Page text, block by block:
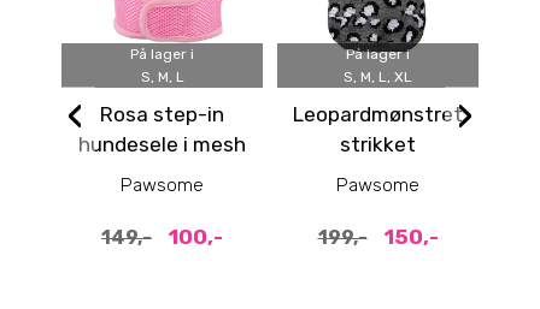
På lager i
S, M, L
Rosa step-in
hundesele i mesh
Pawsome
149,- 100,-
På lager i
S, M, L, XL
Leopardmønstret
strikket
hundegenser
Pawsome
199,- 150,-
‹ ›